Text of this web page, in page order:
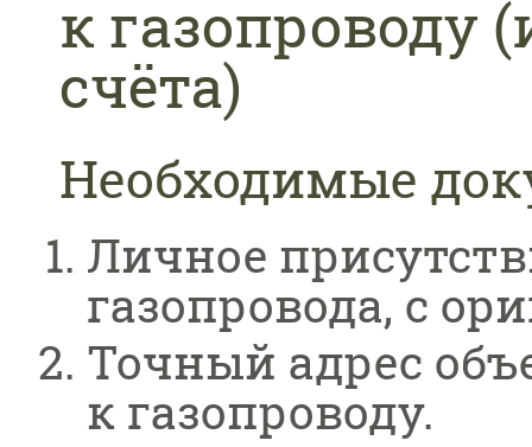
к газопроводу
счёта)
Необходимые
Личное
газопровода, с
Точный адрес
к газопроводу.